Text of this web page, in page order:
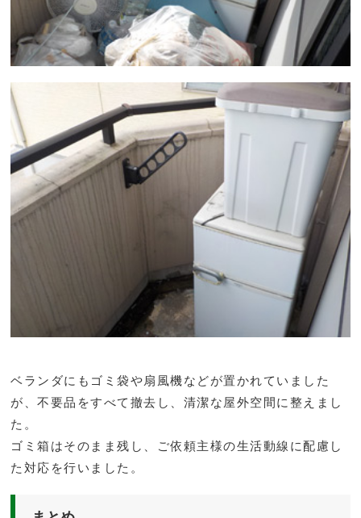
ベランダにもゴミ袋や扇風機などが置かれていました
が、不要品をすべて撤去し、清潔な屋外空間に整えまし
た。
ゴミ箱はそのまま残し、ご依頼主様の生活動線に配慮し
た対応を行いました。